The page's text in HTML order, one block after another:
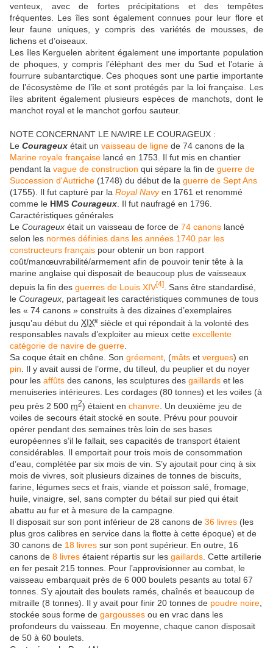
venteux, avec de fortes précipitations et des tempêtes
fréquentes. Les îles sont également connues pour leur flore et
leur faune uniques, y compris des variétés de mousses, de
lichens et d’oiseaux.
Les îles Kerguelen abritent également une importante population
de phoques, y compris l’éléphant des mer du Sud et l’otarie à
fourrure subantarctique. Ces phoques sont une partie importante
de l’écosystème de l’île et sont protégés par la loi française. Les
îles abritent également plusieurs espèces de manchots, dont le
manchot royal et le manchot gorfou sauteur.
NOTE CONCERNANT LE NAVIRE LE COURAGEUX :
Le Courageux était un vaisseau de ligne de 74 canons de la
Marine royale française lancé en 1753. Il fut mis en chantier
pendant la vague de construction qui sépare la fin de guerre de
Succession d'Autriche (1748) du début de la guerre de Sept Ans
(1755). Il fut capturé par la Royal Navyen 1761 et renommé
comme le HMS Courageux . Il fut naufragé en 1796.
Caractéristiques générales
Le Courageux était un vaisseau de force de 74 canons lancé
selon les normes définies dans les années 1740 par les
constructeurs français pour obtenir un bon rapport
coût/manœuvrabilité/armement afin de pouvoir tenir tête à la
marine anglaise qui disposait de beaucoup plus de vaisseaux
depuis la fin des guerres de Louis XIV[4]
. Sans être standardisé,
le Courageux , partageait les caractéristiques communes de tous
les « 74 canons » construits à des dizaines d’exemplaires
jusqu’au début du XIXe siècle et qui répondait à la volonté des
responsables navals d’exploiter au mieux cette excellente
catégorie de navire de guerre
Sa coque était en chêne. Son gréement , (mâts et vergues) en
pin . Il y avait aussi de l’orme, du tilleul, du peuplier et du noyer
pour les affûts des canons, les sculptures des gaillards et les
menuiseries intérieures. Les cordages (80 tonnes) et les voiles (à
peu près 2 500 m2) étaient en chanvre . Un deuxième jeu de
voiles de secours était stocké en soute. Prévu pour pouvoir
opérer pendant des semaines très loin de ses bases
européennes s’il le fallait, ses capacités de transport étaient
considérables. Il emportait pour trois mois de consommation
d’eau, complétée par six mois de vin. S’y ajoutait pour cinq à six
mois de vivres, soit plusieurs dizaines de tonnes de biscuits,
farine, légumes secs et frais, viande et poisson salé, fromage,
huile, vinaigre, sel, sans compter du bétail sur pied qui était
abattu au fur et à mesure de la campagne.
Il disposait sur son pont inférieur de 28 canons de 36 livres (les
plus gros calibres en service dans la flotte à cette époque) et de
30 canons de 18 livres sur son pont supérieur. En outre, 16
canons de 8 livres étaient répartis sur les gaillards . Cette artillerie
en fer pesait 215 tonnes . Pour l’approvisionner au combat, le
vaisseau embarquait près de 6 000 boulets pesants au total 67
tonnes . S’y ajoutait des boulets ramés, chaînés et beaucoup de
mitraille (8 tonnes). Il y avait pour finir 20 tonnes de poudre noire
stockée sous forme de gargousses ou en vrac dans les
profondeurs du vaisseau. En moyenne, chaque canon disposait
de 50 à 60 boulets.